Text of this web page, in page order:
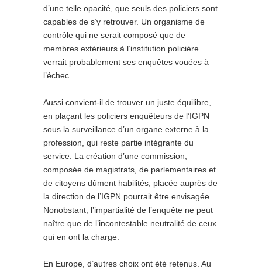
d’une telle opacité, que seuls des policiers sont
capables de s’y retrouver. Un organisme de
contrôle qui ne serait composé que de
membres extérieurs à l’institution policière
verrait probablement ses enquêtes vouées à
l’échec.
Aussi convient-il de trouver un juste équilibre,
en plaçant les policiers enquêteurs de l’IGPN
sous la surveillance d’un organe externe à la
profession, qui reste partie intégrante du
service. La création d’une commission,
composée de magistrats, de parlementaires et
de citoyens dûment habilités, placée auprès de
la direction de l’IGPN pourrait être envisagée.
Nonobstant, l’impartialité de l’enquête ne peut
naître que de l’incontestable neutralité de ceux
qui en ont la charge.
En Europe, d’autres choix ont été retenus. Au